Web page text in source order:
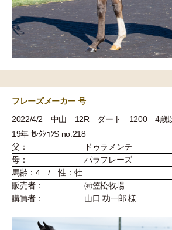
フレーズメーカー 号
2022/4/2 中山 12R ダート 1200 4歳以
19年 ｾﾚｸｼｮﾝS no.218
父：
ドゥラメンテ
母：
パラフレーズ
馬齢：4 / 性：牡
販売者：
㈲笠松牧場
購買者：
山口 功一郎 様